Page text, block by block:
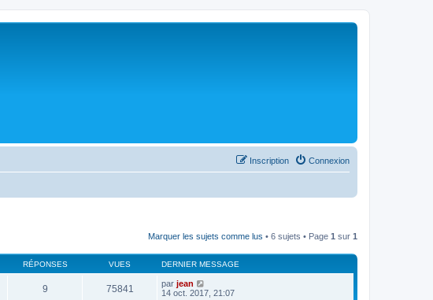
Connexion
Inscription
Marquer les sujets comme lus • 6 sujets • Page 1 sur 1
RÉPONSES VUES DERNIER MESSAGE
9 75841 par jean
14 oct. 2017, 21:07